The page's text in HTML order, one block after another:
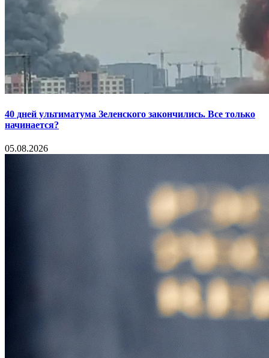
40 дней ультиматума Зеленского закончились. Все только
начинается?
05.08.2026